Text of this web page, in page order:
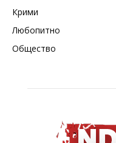
Крими
Любопитно
Общество